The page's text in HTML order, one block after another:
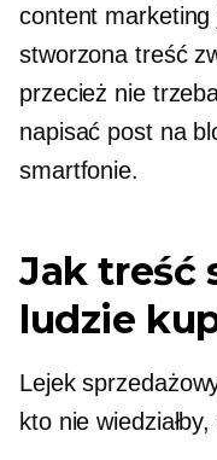
content
stworzona treść
przecież nie
napisać post na
smartfonie.
Jak treść
ludzie
Lejek
kto nie